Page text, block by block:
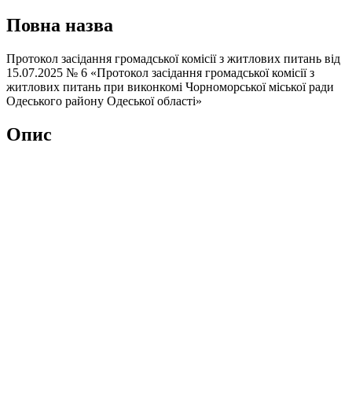
Повна назва
Протокол засідання громадської комісії з житлових питань від
15.07.2025 № 6 «Протокол засідання громадської комісії з
житлових питань при виконкомі Чорноморської міської ради
Одеського району Одеської області»
Опис